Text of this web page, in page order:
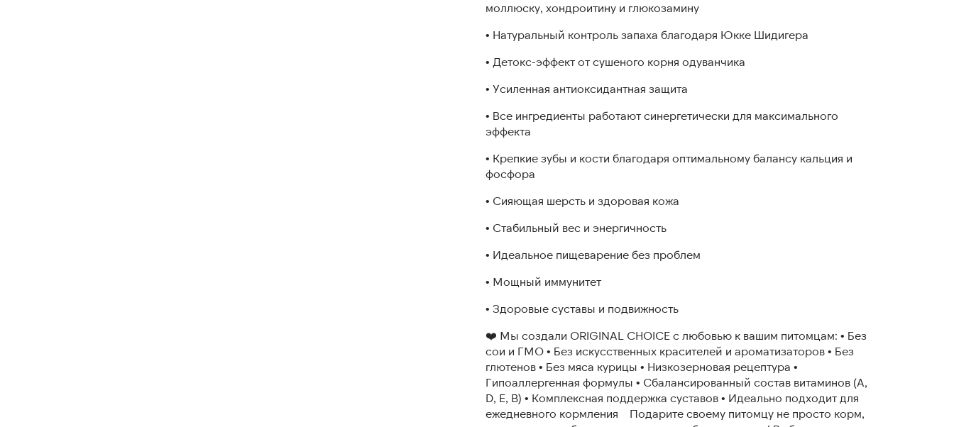
моллюску, хондроитину и глюкозамину
• Натуральный контроль запаха благодаря Юкке Шидигера
• Детокс-эффект от сушеного корня одуванчика
• Усиленная антиоксидантная защита
• Все ингредиенты работают синергетически для максимального
эффекта
• Крепкие зубы и кости благодаря оптимальному балансу кальция и
фосфора
• Сияющая шерсть и здоровая кожа
• Стабильный вес и энергичность
• Идеальное пищеварение без проблем
• Мощный иммунитет
• Здоровые суставы и подвижность
❤️ Мы создали ORIGINAL CHOICE с любовью к вашим питомцам: • Без
сои и ГМО • Без искусственных красителей и ароматизаторов • Без
глютенов • Без мяса курицы • Низкозерновая рецептура •
Гипоаллергенная формулы • Сбалансированный состав витаминов (A,
D, E, B) • Комплексная поддержка суставов • Идеально подходит для
ежедневного кормления Подарите своему питомцу не просто корм,